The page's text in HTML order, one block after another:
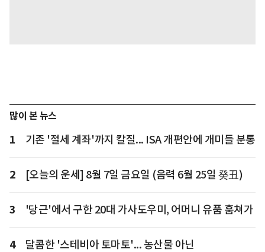
많이 본 뉴스
1 기존 '절세 계좌'까지 칼질... ISA 개편안에 개미들 분통
2 [오늘의 운세] 8월 7일 금요일 (음력 6월 25일 癸丑)
3 '당근'에서 구한 20대 가사도우미, 어머니 유품 훔쳐가
4
달콤한 '스테비아 토마토'... 농산물 아닌